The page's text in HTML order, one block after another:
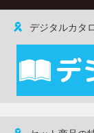
デジタルカタ